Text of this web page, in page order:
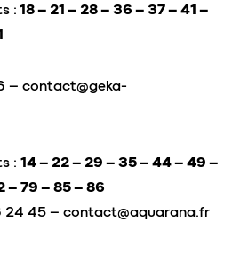
: 18 – 21 – 28 – 36 – 37 – 41 –
– contact@geka-
: 14 – 22 – 29 – 35 – 44 – 49 –
– 79 – 85 – 86
24 45 – contact@aquarana.fr